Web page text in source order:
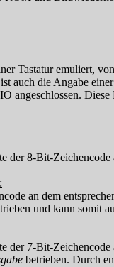
Tastatur emuliert,
auch die Angabe
angeschlossen.
der 8-Bit-
an dem
und kann somit
der 7-Bit-
betrieben. Durch